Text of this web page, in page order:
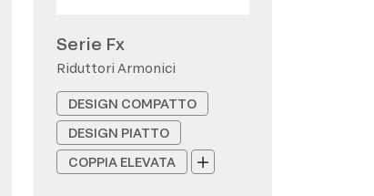
Serie Fx
Riduttori Armonici
DESIGN COMPATTO
DESIGN PIATTO
COPPIA ELEVATA